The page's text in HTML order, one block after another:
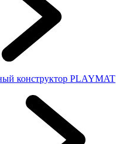
конструктор PLAYMAT